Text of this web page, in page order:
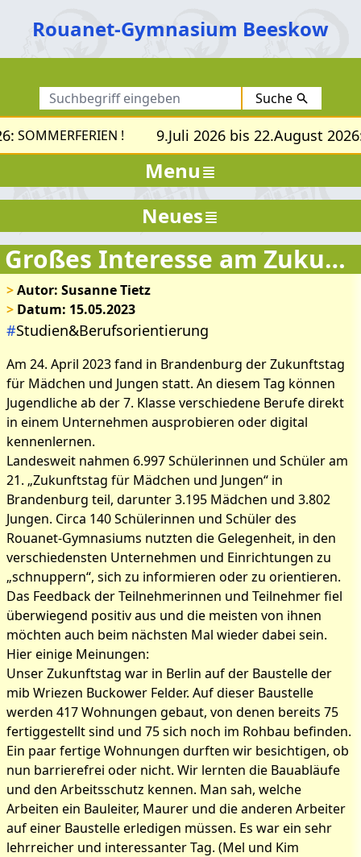
Rouanet-Gymnasium Beeskow
Suche
SOMMERFERIEN ! 9.Juli 2026 bis 22.August 2026:
Menu
Großes Interesse am Zukunftstag 2023
>Autor: Susanne Tietz
> Datum: 15.05.2023
#Studien&Berufsorientierung
Am 24. April 2023 fand in Brandenburg der Zukunftstag
für Mädchen und Jungen statt. An diesem Tag können
Jugendliche ab der 7. Klasse verschiedene Berufe direkt
in einem Unternehmen ausprobieren oder digital
kennenlernen.
Landesweit nahmen 6.997 Schülerinnen und Schüler am
21. „Zukunftstag für Mädchen und Jungen“ in
Brandenburg teil, darunter 3.195 Mädchen und 3.802
Jungen. Circa 140 Schülerinnen und Schüler des
Rouanet-Gymnasiums nutzten die Gelegenheit, in den
verschiedensten Unternehmen und Einrichtungen zu
„schnuppern“, sich zu informieren oder zu orientieren.
Das Feedback der Teilnehmerinnen und Teilnehmer fiel
überwiegend positiv aus und die meisten von ihnen
möchten auch beim nächsten Mal wieder dabei sein.
Hier einige Meinungen:
Unser Zukunftstag war in Berlin auf der Baustelle der
mib Wriezen Buckower Felder. Auf dieser Baustelle
werden 417 Wohnungen gebaut, von denen bereits 75
fertiggestellt sind und 75 sich noch im Rohbau befinden.
Ein paar fertige Wohnungen durften wir besichtigen, ob
nun barrierefrei oder nicht. Wir lernten die Bauabläufe
und den Arbeitsschutz kennen. Man sah, welche
Arbeiten ein Bauleiter, Maurer und die anderen Arbeiter
auf einer Baustelle erledigen müssen. Es war ein sehr
lehrreicher und interessanter Tag. (Mel und Kim
Bilder zum Artikel: Großes
Interesse am Zukunftstag
2023
Neues